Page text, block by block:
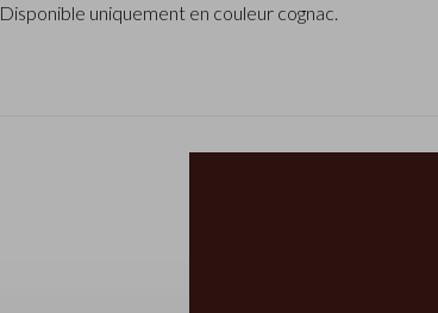
Disponible uniquement en couleur cognac.